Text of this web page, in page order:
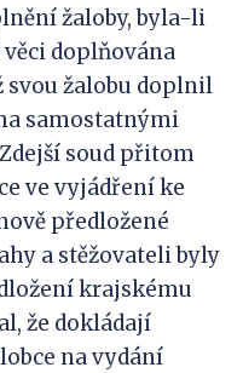
žaloby, byla-li
doplňována
svou žalobu doplnil
samostatnými
soud přitom
ve vyjádření ke
předložené
a stěžovateli byly
krajskému
že dokládají
na vydání